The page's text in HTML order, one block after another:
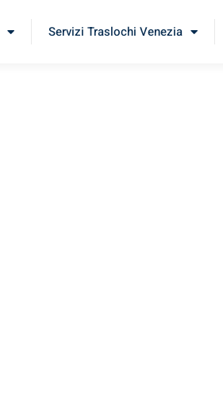
Servizi Traslochi Venezia